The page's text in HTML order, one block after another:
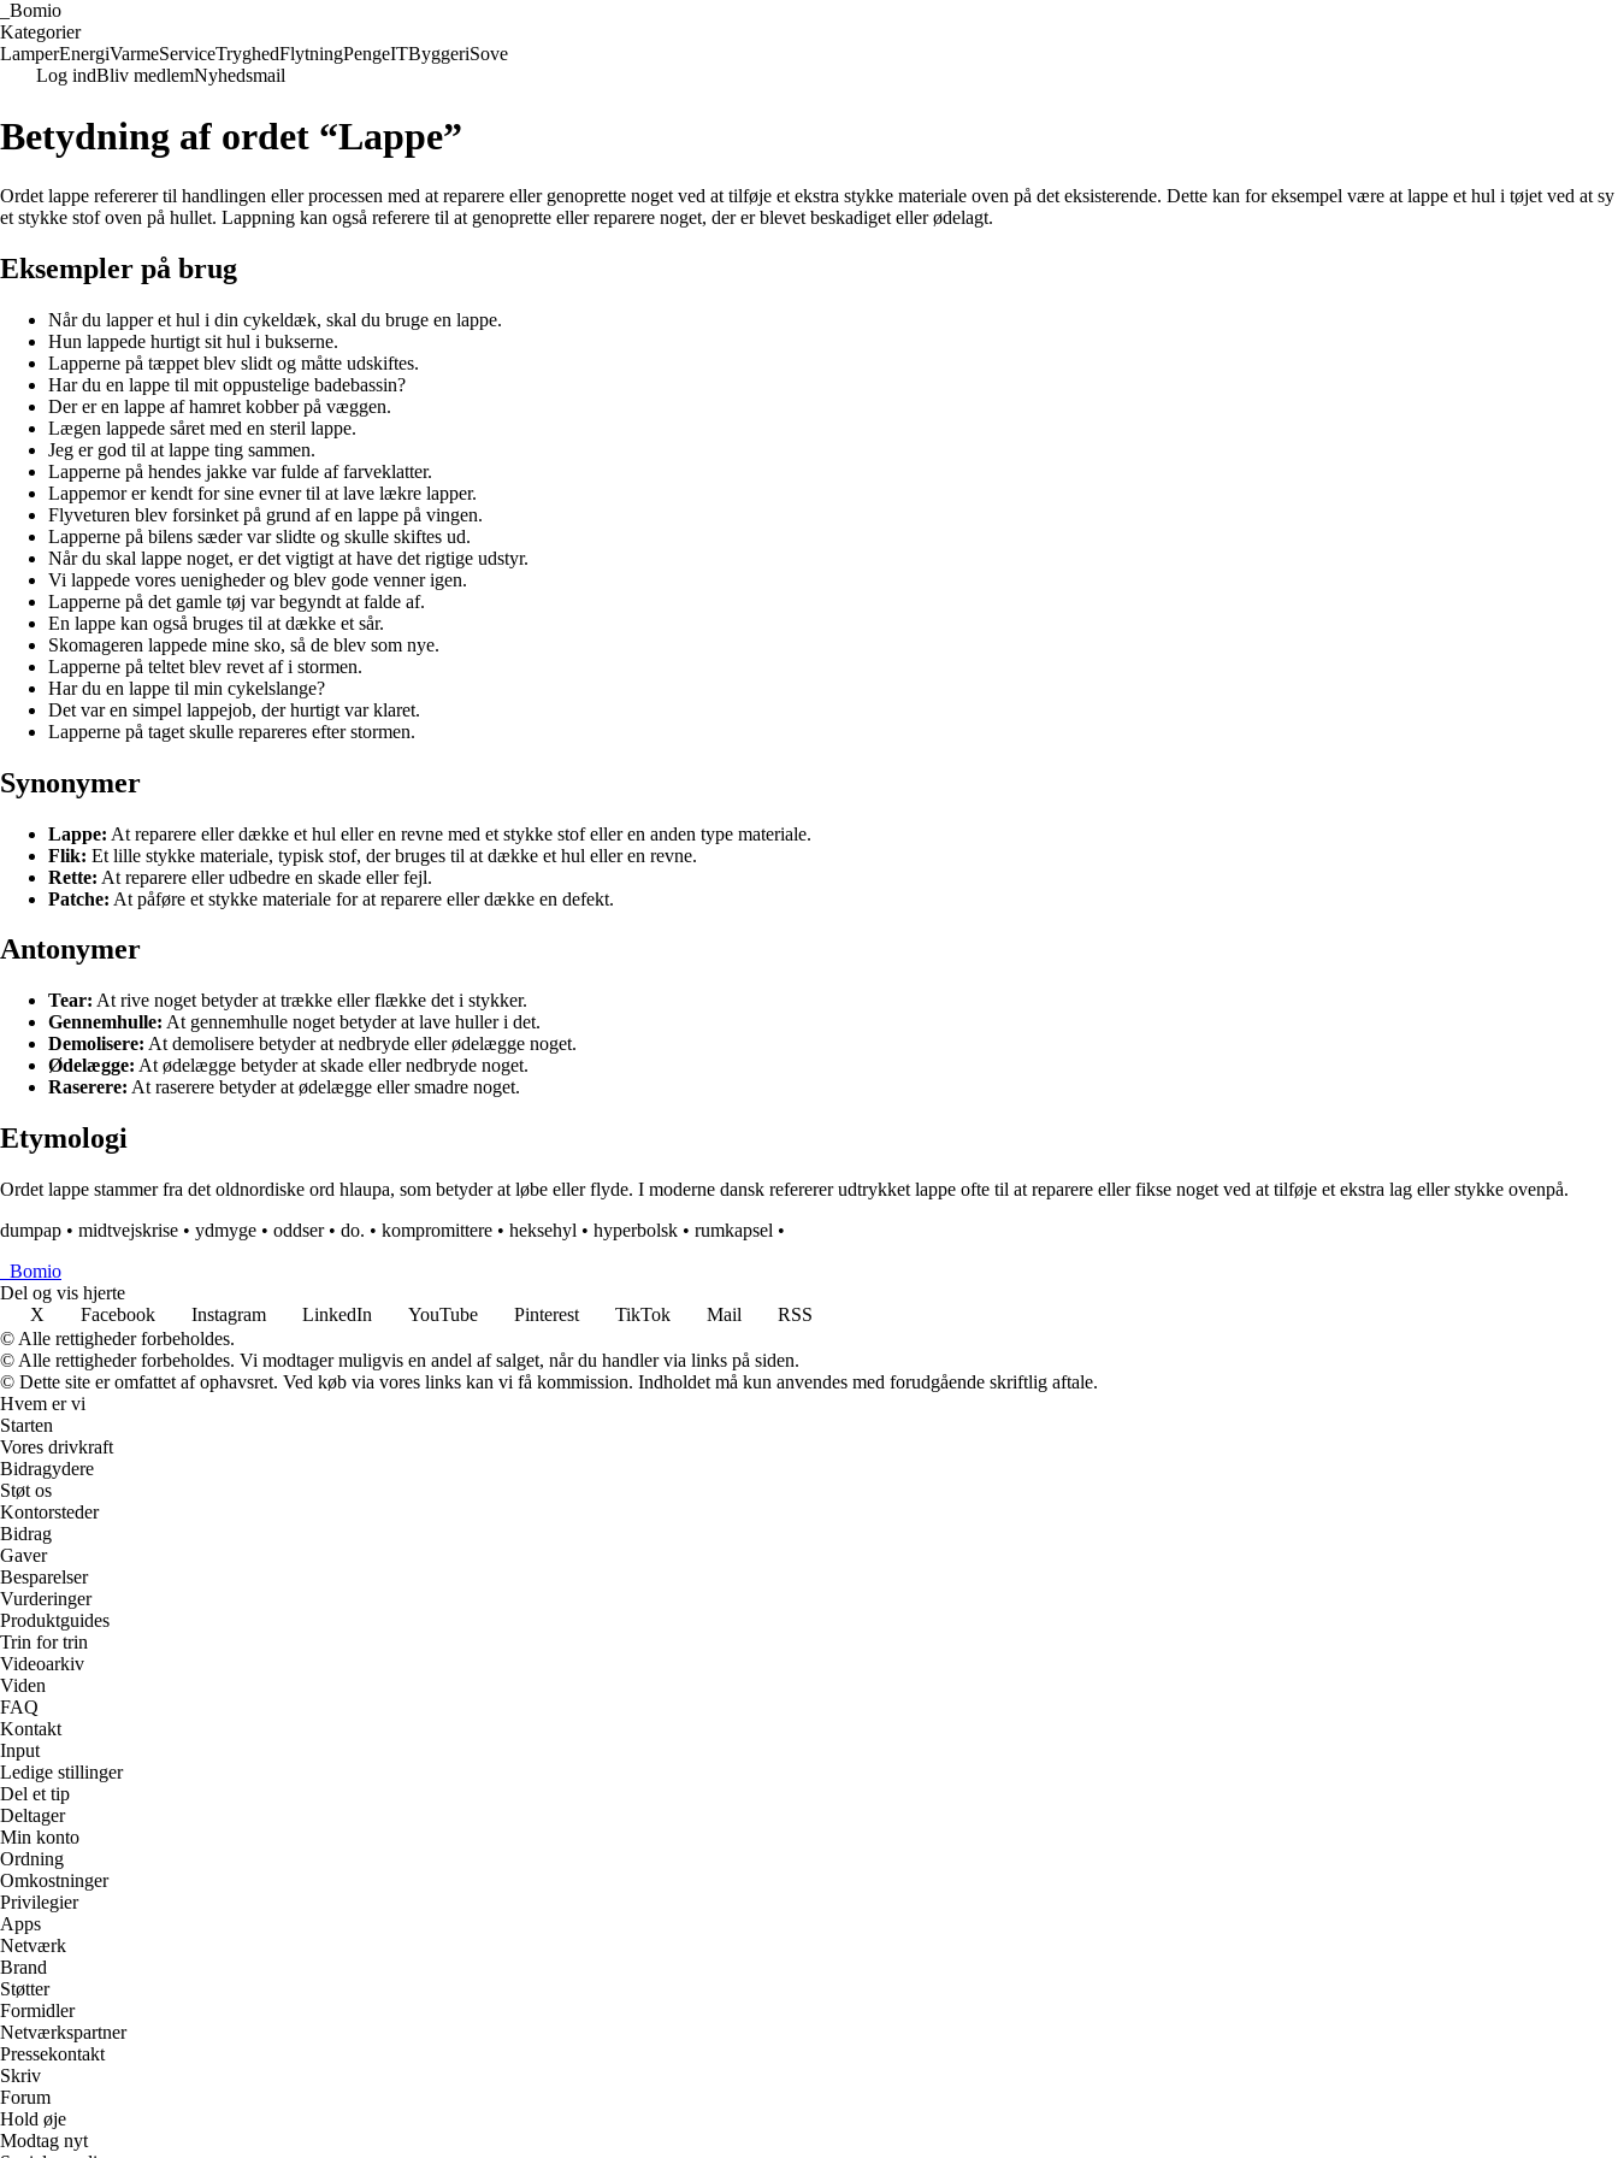
Bomio
Kategorier
LamperEnergiVarmeServiceTryghedFlytningPengeITByggeriSove
Log indBliv medlemNyhedsmail
Betydning af ordet “Lappe”
Ordet lappe refererer til handlingen eller processen med at reparere eller genoprette noget ved at tilføje et ekstra stykke materiale oven på det eksisterende. Dette kan for eksempel være at lappe et hul i tøjet ved at sy
et stykke stof oven på hullet. Lappning kan også referere til at genoprette eller reparere noget, der er blevet beskadiget eller ødelagt.
Eksempler på brug
Når du lapper et hul i din cykeldæk, skal du bruge en lappe.
Hun lappede hurtigt sit hul i bukserne.
Lapperne på tæppet blev slidt og måtte udskiftes.
Har du en lappe til mit oppustelige badebassin?
Der er en lappe af hamret kobber på væggen.
Lægen lappede såret med en steril lappe.
Jeg er god til at lappe ting sammen.
Lapperne på hendes jakke var fulde af farveklatter.
Lappemor er kendt for sine evner til at lave lækre lapper.
Flyveturen blev forsinket på grund af en lappe på vingen.
Lapperne på bilens sæder var slidte og skulle skiftes ud.
Når du skal lappe noget, er det vigtigt at have det rigtige udstyr.
Vi lappede vores uenigheder og blev gode venner igen.
Lapperne på det gamle tøj var begyndt at falde af.
En lappe kan også bruges til at dække et sår.
Skomageren lappede mine sko, så de blev som nye.
Lapperne på teltet blev revet af i stormen.
Har du en lappe til min cykelslange?
Det var en simpel lappejob, der hurtigt var klaret.
Lapperne på taget skulle repareres efter stormen.
Synonymer
Lappe: At reparere eller dække et hul eller en revne med et stykke stof eller en anden type materiale.
Flik: Et lille stykke materiale, typisk stof, der bruges til at dække et hul eller en revne.
Rette: At reparere eller udbedre en skade eller fejl.
Patche: At påføre et stykke materiale for at reparere eller dække en defekt.
Antonymer
Tear: At rive noget betyder at trække eller flække det i stykker.
Gennemhulle: At gennemhulle noget betyder at lave huller i det.
Demolisere: At demolisere betyder at nedbryde eller ødelægge noget.
Ødelægge: At ødelægge betyder at skade eller nedbryde noget.
Raserere: At raserere betyder at ødelægge eller smadre noget.
Etymologi
Ordet lappe stammer fra det oldnordiske ord hlaupa, som betyder at løbe eller flyde. I moderne dansk refererer udtrykket lappe ofte til at reparere eller fikse noget ved at tilføje et ekstra lag eller stykke ovenpå.
dumpap • midtvejskrise • ydmyge • oddser• do. • kompromittere • heksehyl • hyperbolsk • rumkapsel •
Bomio
Del og vis hjerte
X
Facebook Instagram LinkedIn YouTube Pinterest TikTok Mail
RSS
© Alle rettigheder forbeholdes.
© Alle rettigheder forbeholdes. Vi modtager muligvis en andel af salget, når du handler via links på siden.
© Dette site er omfattet af ophavsret. Ved køb via vores links kan vi få kommission. Indholdet må kun anvendes med forudgående skriftlig aftale.
Hvem er vi
Starten
Vores drivkraft
Bidragydere
Støt os
Kontorsteder
Bidrag
Gaver
Besparelser
Vurderinger
Produktguides
Trin for trin
Videoarkiv
Viden
FAQ
Kontakt
Input
Ledige stillinger
Del et tip
Deltager
Min konto
Ordning
Omkostninger
Privilegier
Apps
Netværk
Brand
Støtter
Formidler
Netværkspartner
Pressekontakt
Skriv
Forum
Hold øje
Modtag nyt